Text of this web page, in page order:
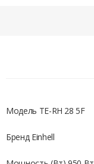
Модель TE-RH 28 5F
Бренд Einhell